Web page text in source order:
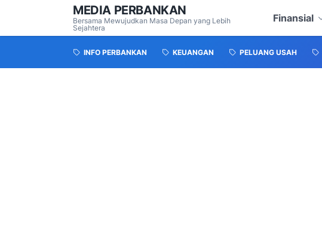
MEDIA PERBANKAN
Bersama Mewujudkan Masa Depan yang Lebih
Sejahtera
Finansial
INFO PERBANKAN KEUANGAN PELUANG USAH